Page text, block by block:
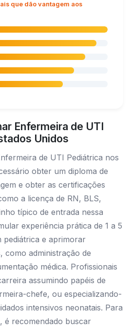
que dão vantagem aos
Enfermeira de UTI
Unidos
de UTI Pediátrica nos
obter um diploma de
e obter as certificações
a licença de RN, BLS,
típico de entrada nessa
experiência prática de 1 a 5
pediátrica e aprimorar
como administração de
médica. Profissionais
assumindo papéis de
chefe, ou especializando-
intensivos neonatais. Para
é recomendado buscar